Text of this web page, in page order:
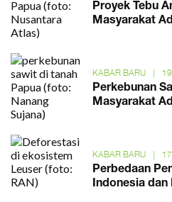
Proyek Tebu
Masyarakat
KABAR BARU |
Perkebunan
Masyarakat
KABAR BARU |
Perbedaan
Indonesia dan